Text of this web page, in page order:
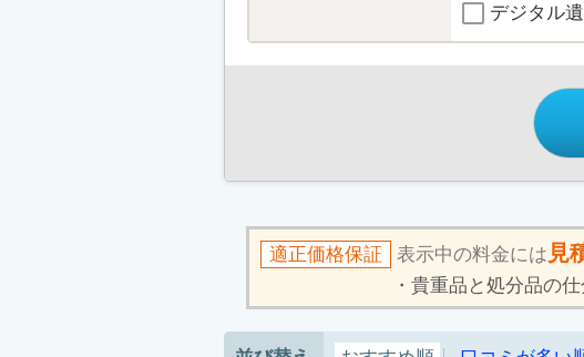
デジタル
適正価格保証 表示中の料金には 見
貴重品と処分品の仕